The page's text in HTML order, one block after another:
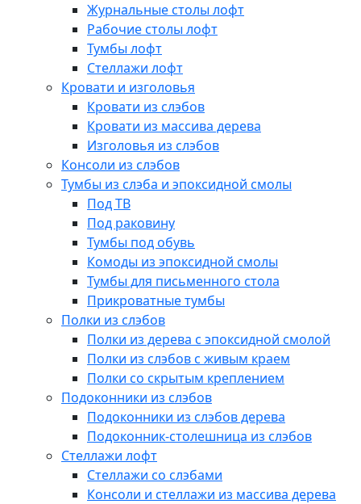
Журнальные столы лофт
Рабочие столы лофт
Тумбы лофт
Стеллажи лофт
Кровати и изголовья
Кровати из слэбов
Кровати из массива дерева
Изголовья из слэбов
Консоли из слэбов
Тумбы из слэба и эпоксидной смолы
Под ТВ
Под раковину
Тумбы под обувь
Комоды из эпоксидной смолы
Тумбы для письменного стола
Прикроватные тумбы
Полки из слэбов
Полки из дерева с эпоксидной смолой
Полки из слэбов с живым краем
Полки со скрытым креплением
Подоконники из слэбов
Подоконники из слэбов дерева
Подоконник-столешница из слэбов
Стеллажи лофт
Стеллажи со слэбами
Консоли и стеллажи из массива дерева